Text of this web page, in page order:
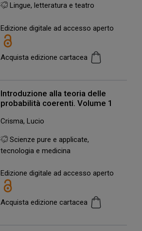
Lingue, letteratura e teatro
Edizione digitale ad accesso aperto
Acquista edizione cartacea
Introduzione alla teoria delle
probabilità coerenti. Volume 1
Crisma, Lucio
Scienze pure e applicate,
tecnologia e medicina
Edizione digitale ad accesso aperto
Acquista edizione cartacea